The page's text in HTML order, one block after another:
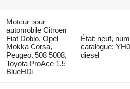
Moteur pour
automobile Citroen
Fiat Doblo, Opel
Mokka Corsa,
Peugeot 508 5008,
Toyota ProAce 1.5
BlueHDi
État: neuf,
catalogue:
diesel